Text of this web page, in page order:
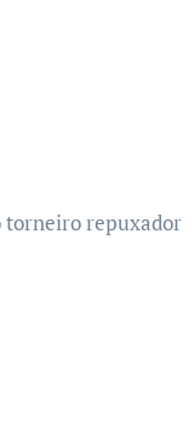
torneiro repuxador